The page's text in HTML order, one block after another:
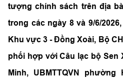
tượng chính sách trên địa
trong các ngày 8 và 9/6/
Khu vực 3 - Đồng Xoài, Bộ
phối hợp với Câu lạc bộ Sen
Minh, UBMTTQVN